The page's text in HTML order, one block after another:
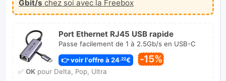
Gbit/s chez soi avec la Freebox
Port Ethernet RJ45 USB rapide
Passe facilement de 1 à 2.5Gb/s en USB-C
👉 voir l'offre à 24 ,22€ -15%
✅ OKpour Delta, Pop, Ultra